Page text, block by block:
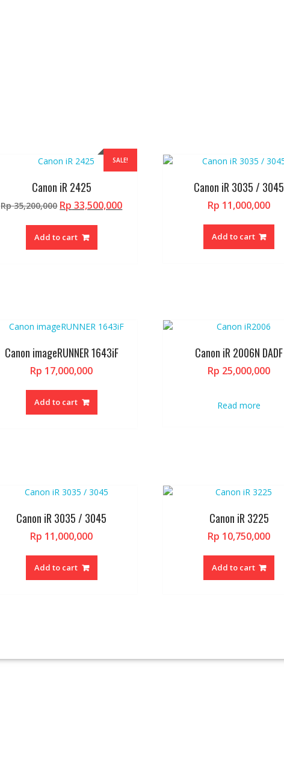
SALE!
Canon iR 2425
Rp35,200,000 Original
Rp 35,200,000.
Rp 33,500,000Current
Add to cart
Canon iR 3035 / 3045
Rp 11,000,000
Add to cart
Canon imageRUNNER 1643iF
Rp 17,000,000
Add to cart
Canon iR 2006N DADF
Rp 25,000,000
Read more
Canon iR 3035 / 3045
Rp 11,000,000
Add to cart
Canon iR 3225
Rp 10,750,000
Add to cart